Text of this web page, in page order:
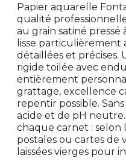
Papier aquarelle
qualité
au grain satiné
lisse
détaillées et
rigide toilée avec
entièrement
grattage, excellence
repentir possible.
acide et de pH
chaque carnet : selon
postales ou cartes de
laissées vierges pour